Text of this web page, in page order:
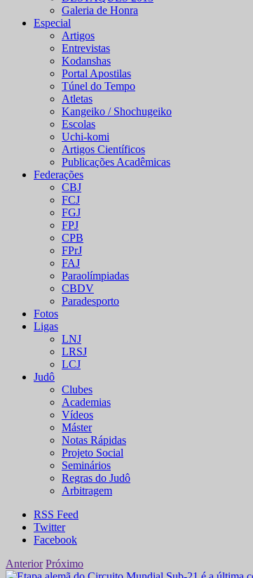
Galeria de Honra
Especial
Artigos
Entrevistas
Kodanshas
Portal Apostilas
Túnel do Tempo
Atletas
Kangeiko / Shochugeiko
Escolas
Uchi-komi
Artigos Científicos
Publicações Acadêmicas
Federações
CBJ
FCJ
FGJ
FPJ
CPB
FPrJ
FAJ
Paraolímpiadas
CBDV
Paradesporto
Fotos
Ligas
LNJ
LRSJ
LCJ
Judô
Clubes
Academias
Vídeos
Máster
Notas Rápidas
Projeto Social
Seminários
Regras do Judô
Arbitragem
RSS Feed
Twitter
Facebook
Anterior Próximo